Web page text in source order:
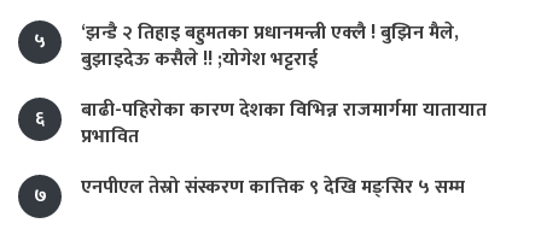
५
‘झन्डै २ तिहाइ बहुमतका प्रधानमन्त्री एक्लै ! बुझिन मैले,
बुझाइदेऊ कसैले !! ;योगेश भट्टराई
६
बाढी-पहिराेका कारण देशका विभिन्न राजमार्गमा यातायात
प्रभावित
७
एनपीएल तेस्रो संस्करण कात्तिक ९ देखि मङ्सिर ५ सम्म